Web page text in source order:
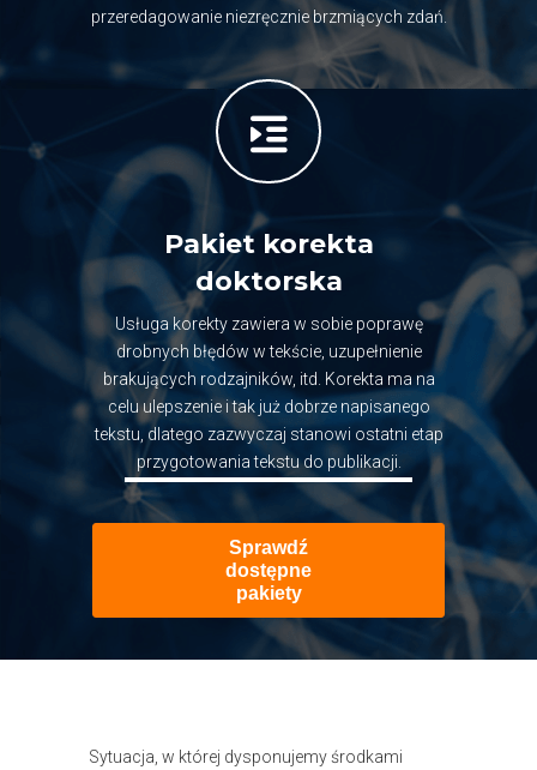
przeredagowanie niezręcznie brzmiących zdań.
Pakiet korekta
doktorska
Usługa korekty zawiera w sobie poprawę
drobnych błędów w tekście, uzupełnienie
brakujących rodzajników, itd. Korekta ma na
celu ulepszenie i tak już dobrze napisanego
tekstu, dlatego zazwyczaj stanowi ostatni etap
przygotowania tekstu do publikacji.
Sprawdź
dostępne
pakiety
Sytuacja, w której dysponujemy środkami